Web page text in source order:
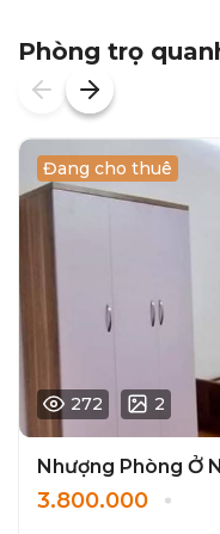
Phòng trọ
272 2
Nhượng Phòng Ở
3.800.000
Đang cho thuê